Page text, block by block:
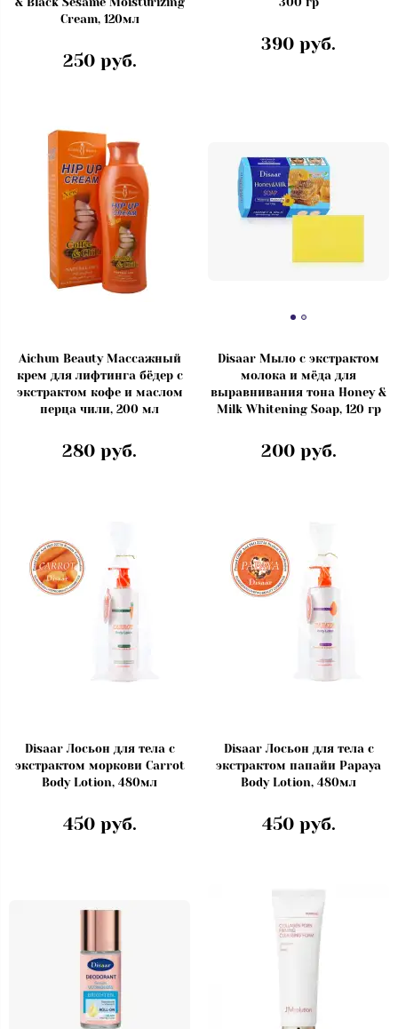
Cream, 120мл
250 руб.
390 руб.
Aichun Beauty Массажный
крем для лифтинга бёдер с
экстрактом кофе и маслом
перца чили, 200 мл
280 руб.
Disaar Мыло с экстрактом
молока и мёда для
выравнивания тона Honey &
Milk Whitening Soap, 120 гр
200 руб.
Disaar Лосьон для тела с
экстрактом моркови Carrot
Body Lotion, 480мл
450 руб.
Disaar Лосьон для тела с
экстрактом папайи Papaya
Body Lotion, 480мл
450 руб.